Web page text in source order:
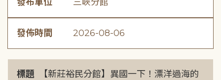
發佈時間 2026-08-06
標題
【新莊裕民分館】異國一下！漂洋過海的